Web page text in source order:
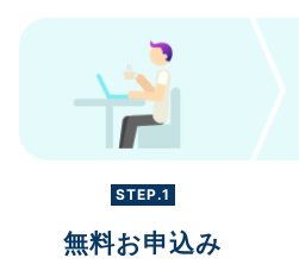
STEP.1
無料お申込み